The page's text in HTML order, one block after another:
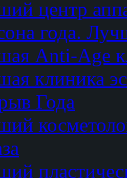
центр
года.
Anti-Age
клиника
Года